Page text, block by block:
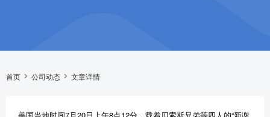
首页 公司动态 文章详情